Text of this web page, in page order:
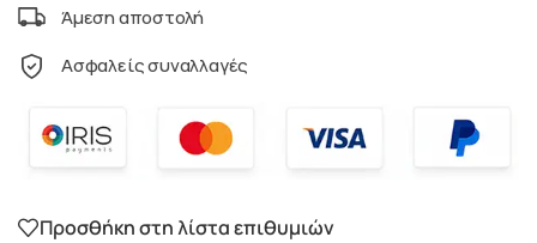
Άμεση αποστολή
Ασφαλείς συναλλαγές
Προσθήκη στη λίστα επιθυμιών